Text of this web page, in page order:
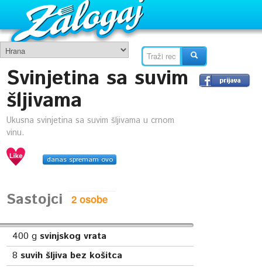
Svinjetina sa suvim
šljivama
Ukusna svinjetina sa suvim šljivama u crnom
vinu.
danas spremam ovo
Sastojci
400 gsvinjskog vrata
8 suvih šljiva bez košitca